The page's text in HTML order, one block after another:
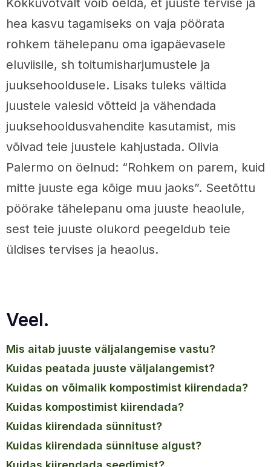
hea kasvu tagamiseks on vaja pöörata
rohkem tähelepanu oma igapäevasele
eluviisile, sh toitumisharjumustele ja
juuksehooldusele. Lisaks tuleks vältida
juustele valesid võtteid ja vähendada
juuksehooldusvahendite kasutamist, mis
võivad teie juustele kahjustada. Olivia
Palermo on öelnud: “Rohkem on parem, kuid
mitte juuste ega kõige muu jaoks”. Seetõttu
pöörake tähelepanu oma juuste heaolule,
sest teie juuste olukord peegeldub teie
üldises tervises ja heaolus.
Veel.
mis aitab juuste väljalangemise vastu?
kuidas peatada juuste väljalangemist?
kuidas on võimalik kompostimist kiirendada?
kuidas kompostimist kiirendada?
kuidas kiirendada sünnitust?
kuidas kiirendada sünnituse algust?